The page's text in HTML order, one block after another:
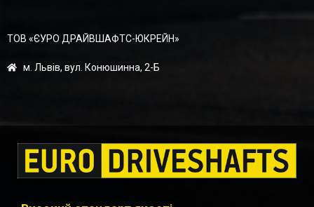
ТОВ «ЄУРО ДРАЙВШАФТC-ЮКРЕЙН»
м. Львів, вул. Конюшинна, 2-Б